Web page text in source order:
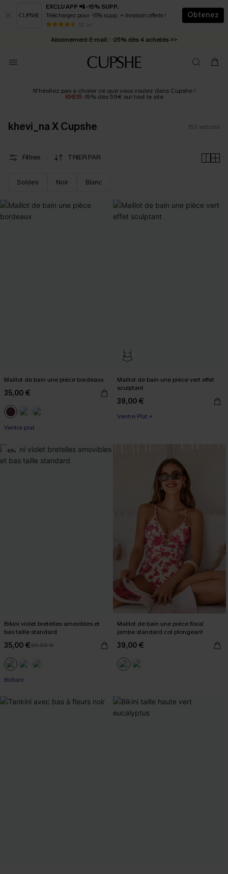
EXCLU APP 📲 -15% SUPP.
Téléchargez pour -15% supp. + livraison offerts !
50 k+
Obtenez
* Livraison éclair 2-3 jours ouvrés >>
Abonnement E-mail : -25% dès 4 achetés >>
N'hésitez pas à choisir ce que vous voulez dans Cupshe !
KHE15 -15% dès 59€ sur tout le site
khevi_na X Cupshe 152 articles
Filtres TRIER PAR
Soldes Noir Blanc
Maillot de bain une pièce bordeaux
35,00 €
Ventre plat
Maillot de bain une pièce vert effet
sculptant
39,00 €
Ventre Plat +
-10%
Bikini violet bretelles amovibles et
bas taille standard
35,00 €39,00 €
Brillant
Maillot de bain une pièce floral
jambe standard col plongeant
39,00 €